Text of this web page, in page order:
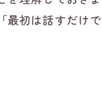
初は話すだけ